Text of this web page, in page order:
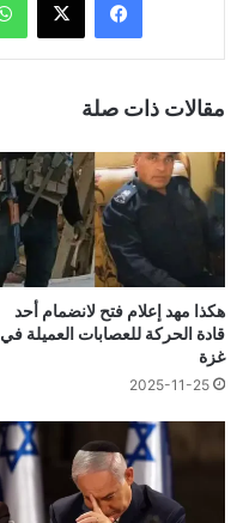
مقالات ذات صلة
هكذا مهد إعلام فتح لانضمام أحد
قادة الحركة للعصابات العميلة في
غزة
2025-11-25